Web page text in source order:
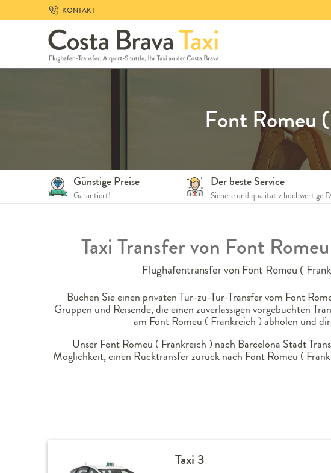
to
content
KONTAKT
Günstige Preise
Garantiert!
Der beste Service
Sichere und qualitativ hochwertige
Font Romeu
Taxi Transfer von Font
Flughafentransfer von Font Romeu (
Buchen Sie einen privaten Tür-zu-Tür-Transfer vom Font
Gruppen und Reisende, die einen zuverlässigen vorgebuchten
am Font Romeu ( Frankreich ) abholen und
Unser Font Romeu ( Frankreich ) nach Barcelona Stadt
Möglichkeit, einen Rücktransfer zurück nach Font Romeu (
Taxi 3